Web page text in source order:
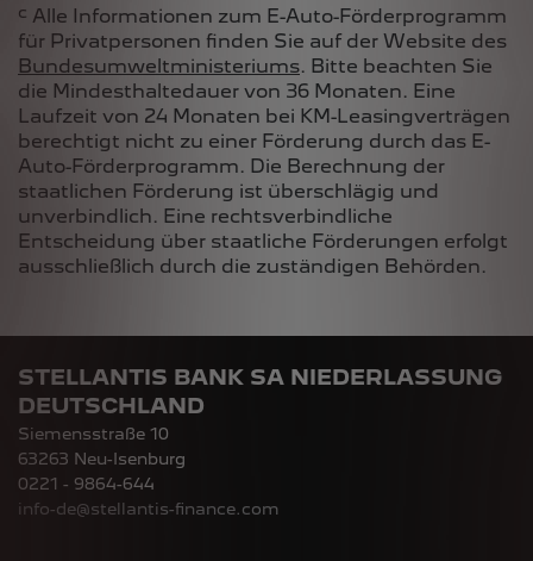
c Alle Informationen zum E-Auto-Förderprogramm
für Privatpersonen finden Sie auf der Website des
Bundesumweltministeriums. Bitte beachten Sie
die Mindesthaltedauer von 36 Monaten. Eine
Laufzeit von 24 Monaten bei KM-Leasingverträgen
berechtigt nicht zu einer Förderung durch das E-
Auto-Förderprogramm. Die Berechnung der
staatlichen Förderung ist überschlägig und
unverbindlich. Eine rechtsverbindliche
Entscheidung über staatliche Förderungen erfolgt
ausschließlich durch die zuständigen Behörden.
STELLANTIS BANK SA NIEDERLASSUNG
DEUTSCHLAND
Siemensstraße 10
63263 Neu-Isenburg
0221 - 9864-644
info-de@stellantis-finance.com